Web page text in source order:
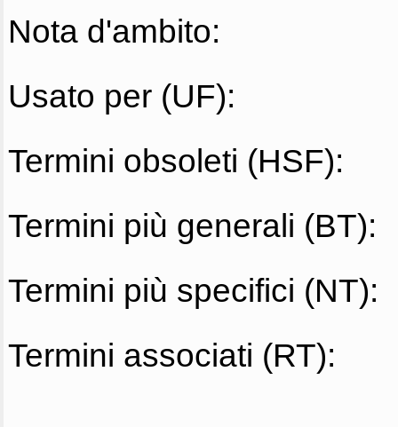
Nota d'ambito:
Usato per (UF):
Termini obsoleti (HSF):
Termini più generali (BT):
Termini più specifici (NT):
Termini associati (RT):